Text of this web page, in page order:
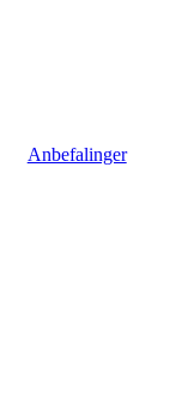
Anbefalinger